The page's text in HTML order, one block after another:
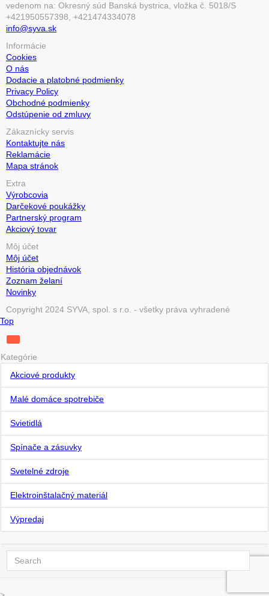
vedenom na: Okresný súd Banská bystrica, vložka č. 5018/S
+421950557398, +421474334078
info@syva.sk
Informácie
Cookies
O nás
Dodacie a platobné podmienky
Privacy Policy
Obchodné podmienky
Odstúpenie od zmluvy
Zákaznícky servis
Kontaktujte nás
Reklamácie
Mapa stránok
Extra
Výrobcovia
Darčekové poukážky
Partnerský program
Akciový tovar
Môj účet
Môj účet
História objednávok
Zoznam želaní
Novinky
Copyright 2024 SYVA, spol. s r.o. - všetky práva vyhradené
Top
Kategórie
Akciové produkty
Malé domáce spotrebiče
Svietidlá
Spínače a zásuvky
Svetelné zdroje
Elektroinštalačný materiál
Výpredaj